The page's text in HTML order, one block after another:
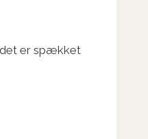
er spækket